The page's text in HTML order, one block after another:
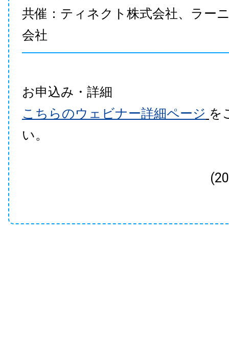
共催：ティネクト株式会社、ラー
会社
お申込み・詳細
こちらのウェビナー詳細ページ を
い。